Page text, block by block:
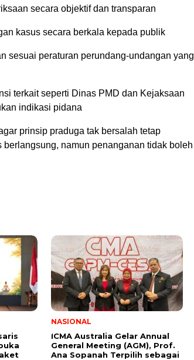
secara objektif dan transparan
kasus secara berkala kepada publik
sesuai peraturan perundang-undangan yang
terkait seperti Dinas PMD dan Kejaksaan
indikasi pidana
prinsip praduga tak bersalah tetap
namun penanganan tidak boleh
NASIONAL
ICMA Australia Gelar Annual
General Meeting (AGM), Prof.
Ana Sopanah Terpilih sebagai